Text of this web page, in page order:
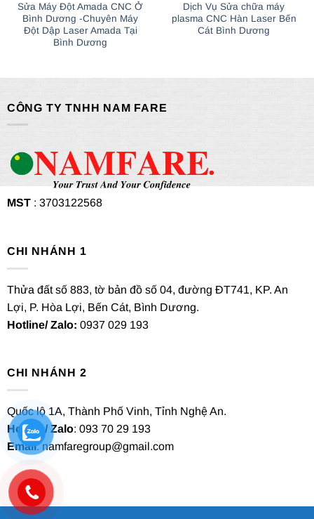
Sửa Máy Đột Amada CNC Ở
Bình Dương -Chuyên Máy
Đột Dập Laser Amada Tại
Bình Dương
Dịch Vụ Sửa chữa máy
plasma CNC Hàn Laser Bến
Cát Bình Dương
CÔNG TY TNHH NAM FARE
MST: 3703122568
CHI NHÁNH 1
Thửa đất số 883, tờ bản đồ số 04, đường ĐT741, KP. An
Lợi, P. Hòa Lợi, Bến Cát, Bình Dương.
Hotline/ Zalo: 0937 029 193
CHI NHÁNH 2
Quốc lộ 1A, Thành Phố Vinh, Tỉnh Nghệ An.
Hotline/ Zalo: 093 70 29 193
Email: namfaregroup@gmail.com